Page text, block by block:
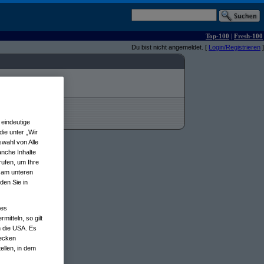
Top-100 | Fresh-100
Du bist nicht angemeldet. [ Login/Registrieren ]
unter „Wir
von Alle
Inhalte
um Ihre
unteren
Sie in
so gilt
die USA. Es
in dem